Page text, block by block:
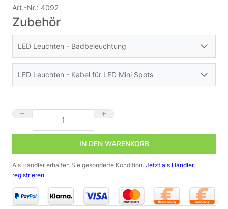
Art.-Nr.: 4092
Zubehör
LED Leuchten - Badbeleuchtung
Volt | RGB+3000K | warmweiß | 3 Watt
18,65 €
LED Leuchten - Kabel für LED Mini Spots
Passendes Kabel 1,2m 5 polig für RGB+W Minispot-
Einbaustrahler 3 Watt Art.-Nr. 4088
Y-Kabel 5 polig für RGB+W Minispot- Einbaustrahler 3W Art.-Nr.
IN DEN WARENKORB
Als Händler erhalten Sie gesonderte Kondition. Jetzt als Händler
registrieren